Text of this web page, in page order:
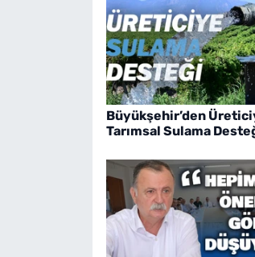
Büyükşehir’den
Tarımsal Sulama